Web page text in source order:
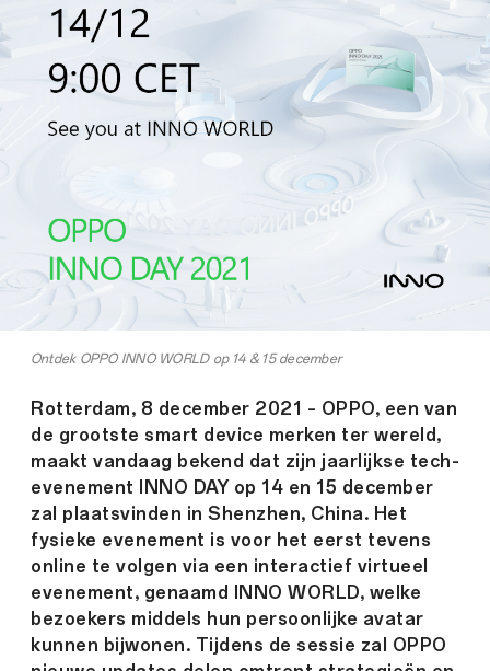
Ontdek OPPO INNO WORLD op 14 & 15 december
Rotterdam, 8 december 2021 – OPPO, een van
de grootste smart device merken ter wereld,
maakt vandaag bekend dat zijn jaarlijkse tech-
evenement INNO DAY op 14 en 15 december
zal plaatsvinden in Shenzhen, China. Het
fysieke evenement is voor het eerst tevens
online te volgen via een interactief virtueel
evenement, genaamd INNO WORLD, welke
bezoekers middels hun persoonlijke avatar
kunnen bijwonen. Tijdens de sessie zal OPPO